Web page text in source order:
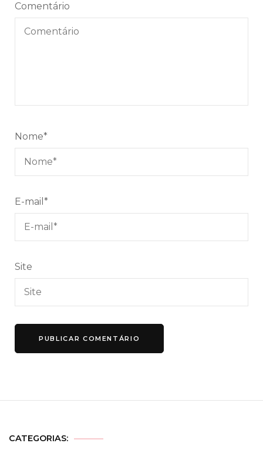
Comentário
Nome*
E-mail *
Site
CATEGORIAS: